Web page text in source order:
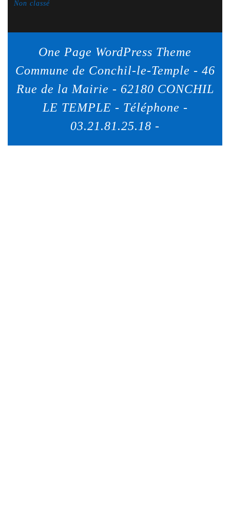
Non classé
One Page WordPress Theme
Commune de Conchil-le-Temple - 46
Rue de la Mairie - 62180 CONCHIL
LE TEMPLE - Téléphone -
03.21.81.25.18 -
Scroll